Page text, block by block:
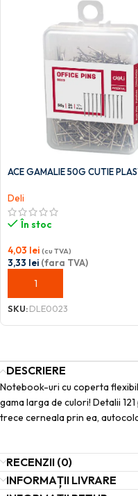
ACE GAMALIE 50G CUTIE
Deli
În stoc
4,03 lei (cu TVA)
3,33 lei (fara TVA)
ADAUGĂ ÎN COȘ
SKU:DLE0023
DESCRIERE
Notebook-uri cu coperta
gama larga de culori! Detalii
trece cerneala prin ea,
RECENZII (0)
INFORMAȚII LIVRARE